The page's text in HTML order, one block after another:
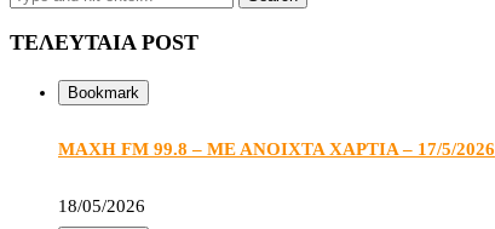
ΤΕΛΕΥΤΑΙΑ POST
Bookmark
ΜΑΧΗ FM 99.8 – ΜΕ ΑΝΟΙΧΤΑ ΧΑΡΤΙΑ – 17/5/2026
18/05/2026